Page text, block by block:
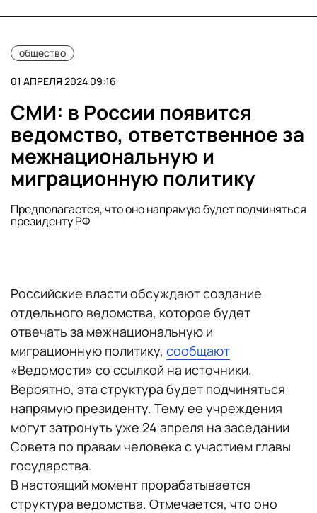
общество
01 АПРЕЛЯ 2024 09:16
СМИ: в России появится
ведомство, ответственное за
межнациональную и
миграционную политику
Предполагается, что оно напрямую будет подчиняться
президенту РФ
Российские власти обсуждают создание
отдельного ведомства, которое будет
отвечать за межнациональную и
миграционную политику, сообщают
«Ведомости» со ссылкой на источники.
Вероятно, эта структура будет подчиняться
напрямую президенту. Тему ее учреждения
могут затронуть уже 24 апреля на заседании
Совета по правам человека с участием главы
государства.
В настоящий момент прорабатывается
структура ведомства. Отмечается, что оно